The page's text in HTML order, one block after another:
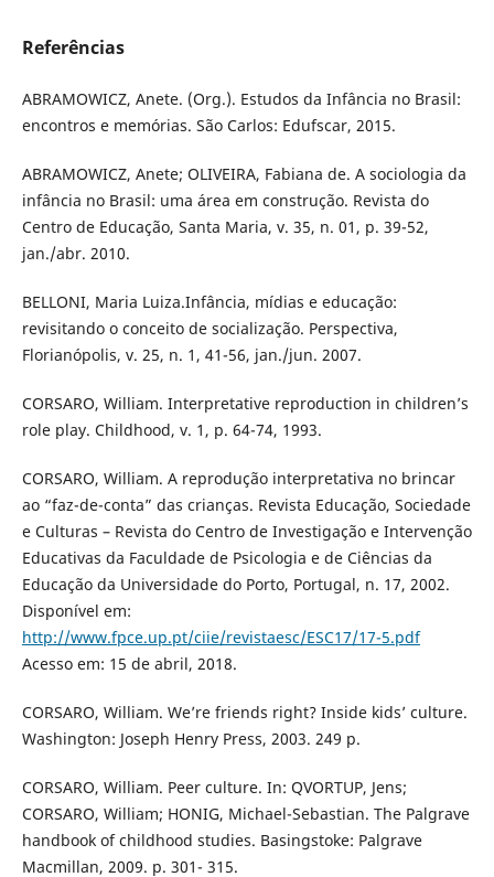
Referências
ABRAMOWICZ, Anete. (Org.). Estudos da Infância no Brasil:
encontros e memórias. São Carlos: Edufscar, 2015.
ABRAMOWICZ, Anete; OLIVEIRA, Fabiana de. A sociologia da
infância no Brasil: uma área em construção. Revista do
Centro de Educação, Santa Maria, v. 35, n. 01, p. 39-52,
jan./abr. 2010.
BELLONI, Maria Luiza.Infância, mídias e educação:
revisitando o conceito de socialização. Perspectiva,
Florianópolis, v. 25, n. 1, 41-56, jan./jun. 2007.
CORSARO, William. Interpretative reproduction in children’s
role play. Childhood, v. 1, p. 64-74, 1993.
CORSARO, William. A reprodução interpretativa no brincar
ao “faz-de-conta” das crianças. Revista Educação, Sociedade
e Culturas – Revista do Centro de Investigação e Intervenção
Educativas da Faculdade de Psicologia e de Ciências da
Educação da Universidade do Porto, Portugal, n. 17, 2002.
Disponível em:
http://www.fpce.up.pt/ciie/revistaesc/ESC17/17-5.pdf
Acesso em: 15 de abril, 2018.
CORSARO, William. We’re friends right? Inside kids’ culture.
Washington: Joseph Henry Press, 2003. 249 p.
CORSARO, William. Peer culture. In: QVORTUP, Jens;
CORSARO, William; HONIG, Michael-Sebastian. The Palgrave
handbook of childhood studies. Basingstoke: Palgrave
Macmillan, 2009. p. 301- 315.